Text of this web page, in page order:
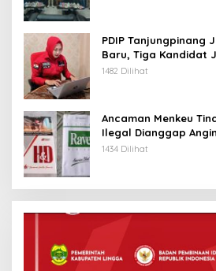
PDIP Tanjungpinang
Baru, Tiga Kandidat
Daring
1482 Dilihat
Ancaman Menkeu
Ilegal Dianggap
Tanjungpinang
1434 Dilihat